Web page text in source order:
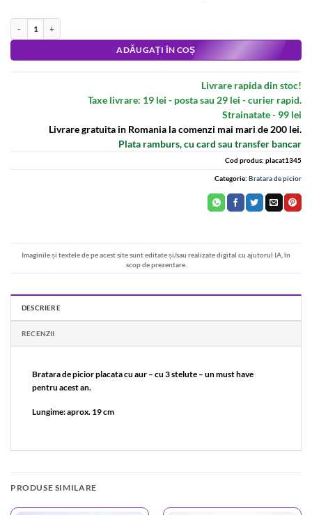
ADĂUGAȚI ÎN COȘ
Livrare rapida din stoc!
Taxe livrare: 19 lei - posta sau 29 lei - curier rapid.
Strainatate - 99 lei
Livrare gratuita in Romania la comenzi mai mari de 200 lei.
Plata ramburs, cu card sau transfer bancar
Cod produs: placat1345
Categorie: Bratara de picior
Imaginile și textele de pe acest site sunt editate și/sau realizate digital cu ajutorul IA, în
scop de prezentare.
DESCRIERE
RECENZII
Bratara de picior placata cu aur – cu 3 stelute – un must have
pentru acest an.
Lungime: aprox. 19 cm
PRODUSE SIMILARE